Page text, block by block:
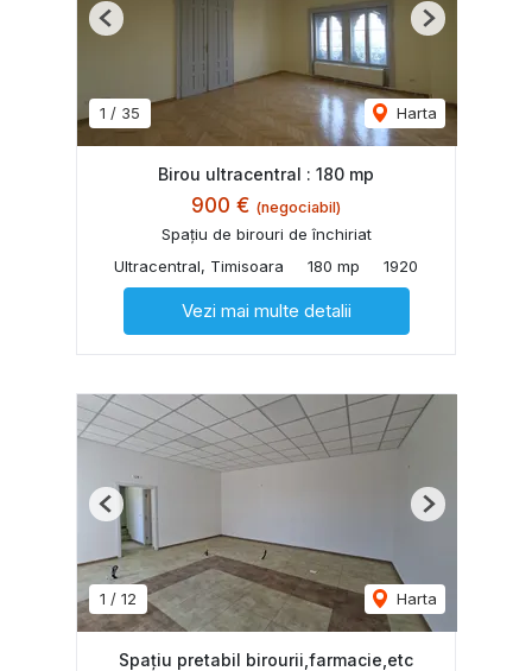
1 / 35 Harta
Previous Next
Birou ultracentral : 180 mp
900 € (negociabil)
Spațiu de birouri de închiriat
Ultracentral, Timisoara
180 mp 1920
Vezi mai multe detalii
1 / 12 Harta
Previous Next
Spațiu pretabil birourii,farmacie,etc